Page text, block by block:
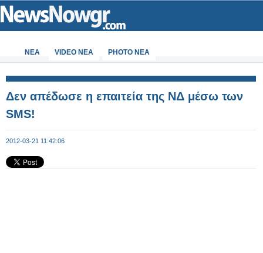
ΝΕΑ VIDEO NEA PHOTO NEA
Δεν απέδωσε η επαιτεία της ΝΔ μέσω των
SMS!
2012-03-21 11:42:06